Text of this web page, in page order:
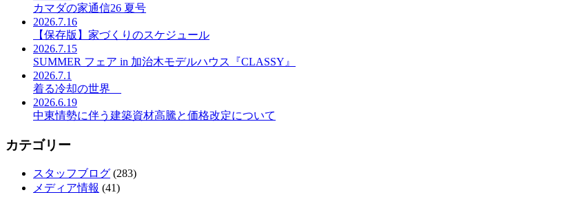
カマダの家通信26 夏号
2026.7.16
【保存版】家づくりのスケジュール
2026.7.15
SUMMER フェア in 加治木モデルハウス『CLASSY』
2026.7.1
着る冷却の世界
2026.6.19
中東情勢に伴う建築資材高騰と価格改定について
カテゴリー
スタッフブログ (283)
メディア情報 (41)